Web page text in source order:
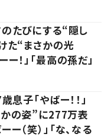
たびにする“隠し
た“まさかの光
！」「最高の孫だ」
息子「やばー！！」
の姿”に277万表
（笑）」「な、なる